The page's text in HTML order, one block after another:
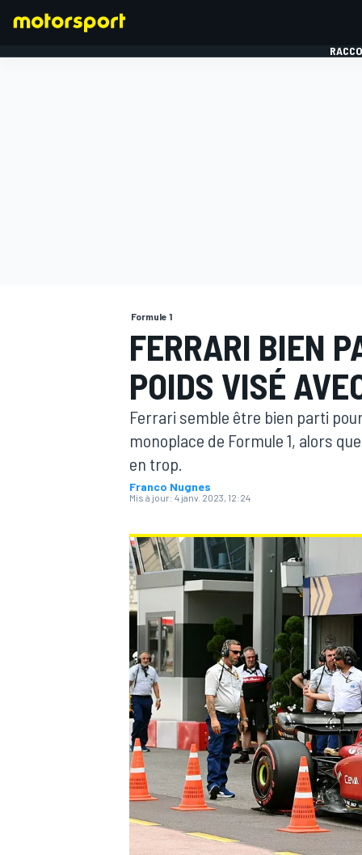
MOTOGP
WRC
Formule 1
FERRARI BIEN
POIDS VISÉ
Ferrari semble être bien parti
monoplace de Formule 1, alors
en trop.
Franco Nugnes
Mis à jour: 4 janv. 2023, 12:24